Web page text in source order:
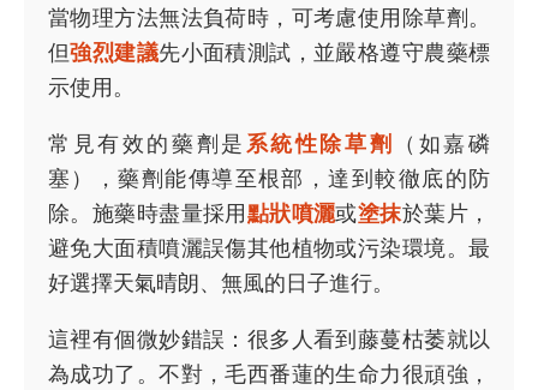
當物理方法無法負荷時，可考慮使用除草劑。
但強烈建議先小面積測試，並嚴格遵守農藥標
示使用。
常見有效的藥劑是 系統性除草劑
（如嘉磷
塞），藥劑能傳導至根部，達到較徹底的防
除。施藥時盡量採用點狀噴灑或塗抹於葉片，
避免大面積噴灑誤傷其他植物或污染環境。最
好選擇天氣晴朗、無風的日子進行。
這裡有個微妙錯誤：很多人看到藤蔓枯萎就以
為成功了。不對，毛西番蓮的生命力很頑強，